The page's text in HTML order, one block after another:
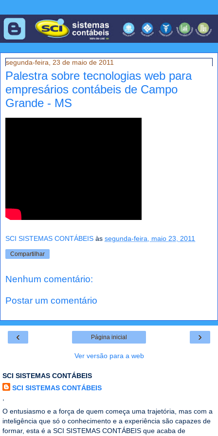
segunda-feira, 23 de maio de 2011
Palestra sobre tecnologias web para
empresários contábeis de Campo
Grande - MS
SCI SISTEMAS CONTÁBEIS às segunda-feira, maio 23, 2011
Compartilhar
Nenhum comentário:
Postar um comentário
‹ ›
Página inicial
Ver versão para a web
SCI SISTEMAS CONTÁBEIS
SCI SISTEMAS CONTÁBEIS
,
O entusiasmo e a força de quem começa uma trajetória, mas com a
inteligência que só o conhecimento e a experiência são capazes de
formar, esta é a SCI SISTEMAS CONTÁBEIS que acaba de